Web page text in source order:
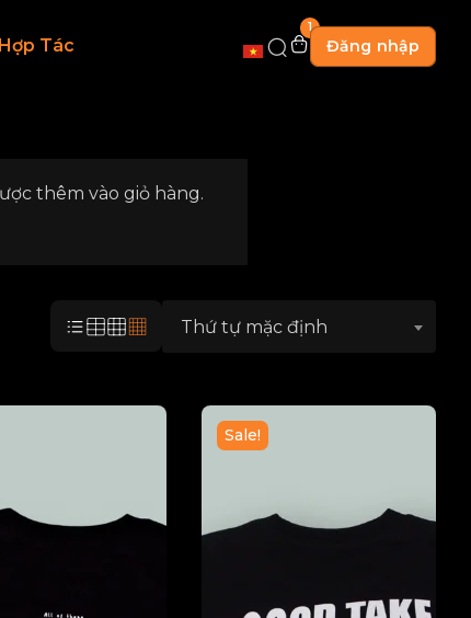
Hợp Tác
1
Đăng nhập
thêm vào giỏ hàng.
Thứ tự mặc định
Sale!